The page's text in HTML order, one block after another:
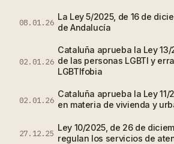
08.01.26
La Ley 5/2025, de 16 de
de Andalucía
02.01.26
Cataluña aprueba la Ley
de las personas LGBTI y
LGBTIfobia
02.01.26
Cataluña aprueba la Ley 11/
en materia de vivienda y
27.12.25
Ley 10/2025, de 26 de
regulan los servicios de